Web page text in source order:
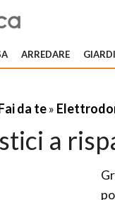
ARREDARE
da te»
a